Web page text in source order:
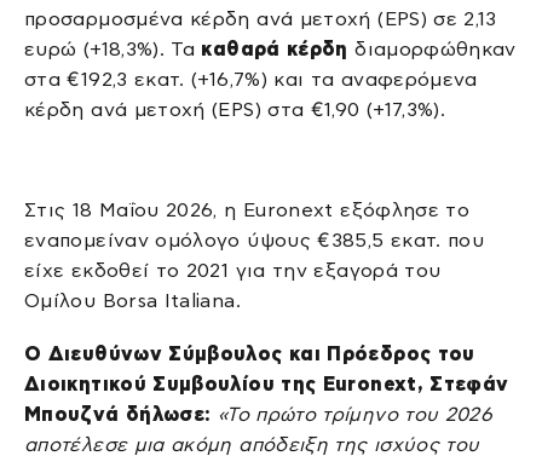
προσαρμοσμένα κέρδη ανά μετοχή (EPS) σε 2,13
ευρώ (+18,3%). Τα καθαρά κέρδη διαμορφώθηκαν
στα €192,3 εκατ. (+16,7%) και τα αναφερόμενα
κέρδη ανά μετοχή (EPS) στα €1,90 (+17,3%).
Στις 18 Μαΐου 2026, η Euronext εξόφλησε το
εναπομείναν ομόλογο ύψους €385,5 εκατ. που
είχε εκδοθεί το 2021 για την εξαγορά του
Ομίλου Borsa Italiana.
Ο Διευθύνων Σύμβουλος και Πρόεδρος του
Διοικητικού Συμβουλίου της Euronext, Στεφάν
Μπουζνά δήλωσε: «Το πρώτο τρίμηνο του 2026
αποτέλεσε μια ακόμη απόδειξη της ισχύος του